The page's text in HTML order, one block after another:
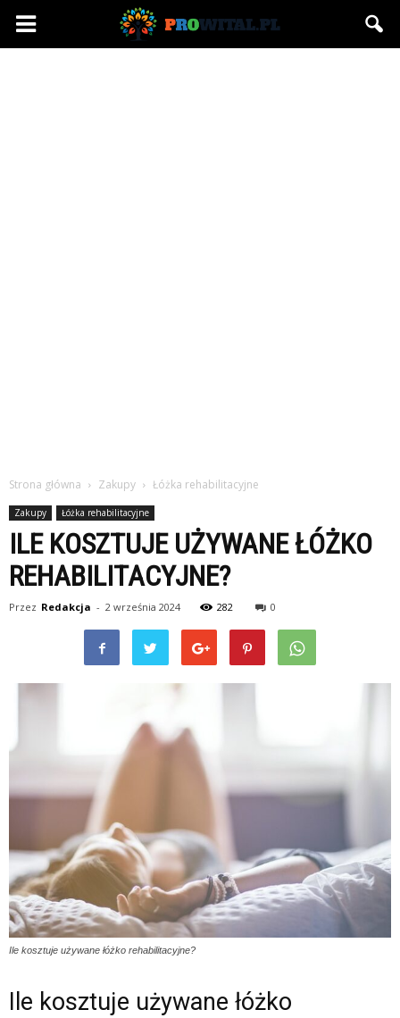
Prowital.pl
Strona główna Zakupy Łóżka rehabilitacyjne
Zakupy Łóżka rehabilitacyjne
ILE KOSZTUJE UŻYWANE ŁÓŻKO
REHABILITACYJNE?
Przez Redakcja - 2 września 2024 282 0
Ile kosztuje używane łóżko rehabilitacyjne?
Ile kosztuje używane łóżko